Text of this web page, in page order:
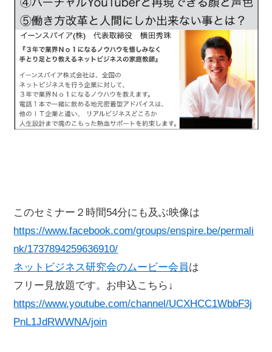
このセミナー２時間54分にも及ぶ映像は
https://www.facebook.com/groups/enspire.be/permali
nk/1737894259636910/
ネットビジネス研究会のムービー会員は
フリー見放題です。お申込こちら↓
https://www.youtube.com/channel/UCXHCC1WbbF3j
PnL1JdRWWNA/join